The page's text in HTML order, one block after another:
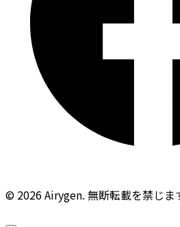
© 2026 Airygen. 無断転載を禁じま